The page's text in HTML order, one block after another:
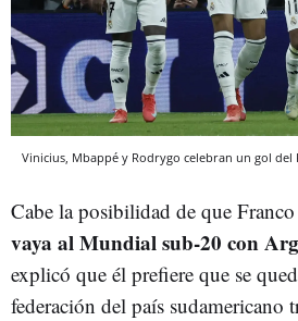
Vinicius, Mbappé y Rodrygo celebran un gol del
Cabe la posibilidad de que
vaya al Mundial sub-20 con
explicó que él prefiere que se
federación del país sudamericano